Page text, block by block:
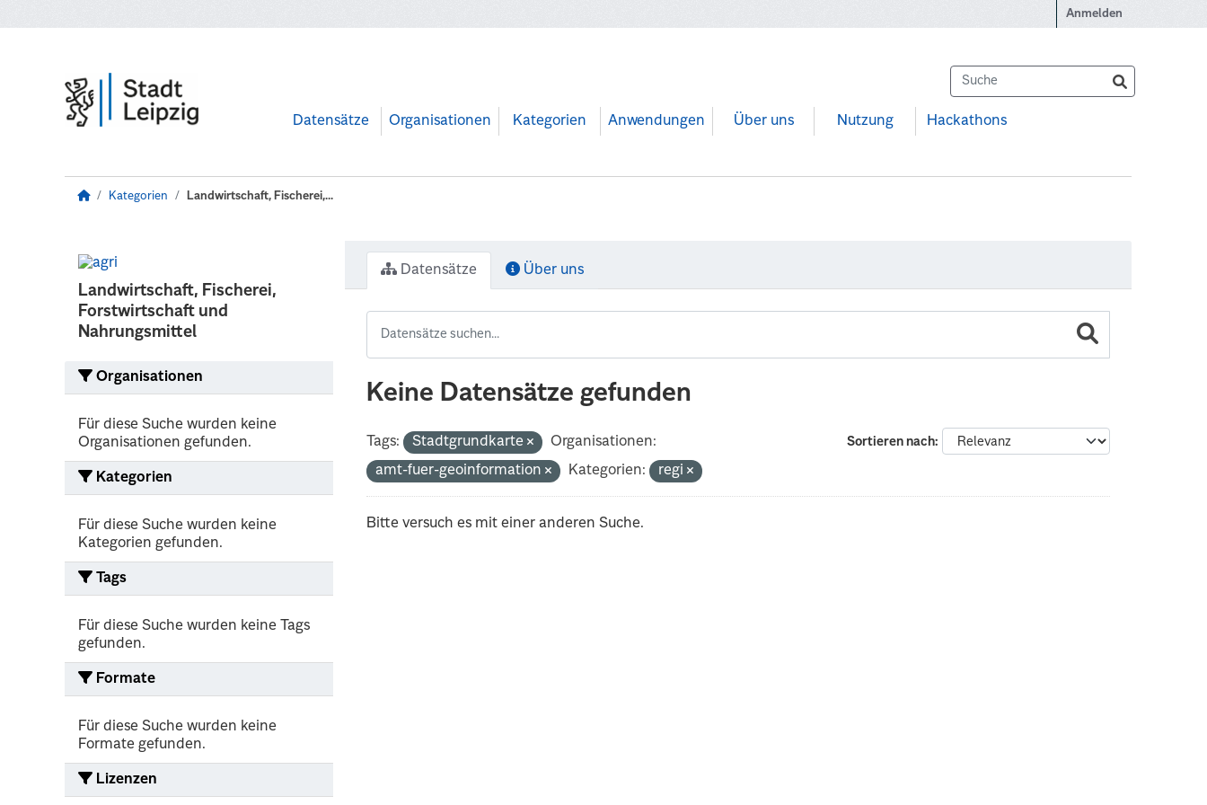
Anmelden
Datensätze Organisationen Kategorien Anwendungen Über uns Nutzung Hackathons
Kategorien Landwirtschaft, Fischerei,...
Landwirtschaft, Fischerei,
Forstwirtschaft und
Nahrungsmittel
Organisationen
Für diese Suche wurden keine
Organisationen gefunden.
Kategorien
Für diese Suche wurden keine
Kategorien gefunden.
Tags
Für diese Suche wurden keine Tags
gefunden.
Formate
Für diese Suche wurden keine
Formate gefunden.
Lizenzen
Datensätze Über uns
Keine Datensätze gefunden
Sortieren nach
Tags: Stadtgrundkarte
Organisationen:
amt-fuer-geoinformation
Kategorien: regi
Bitte versuch es mit einer anderen Suche.